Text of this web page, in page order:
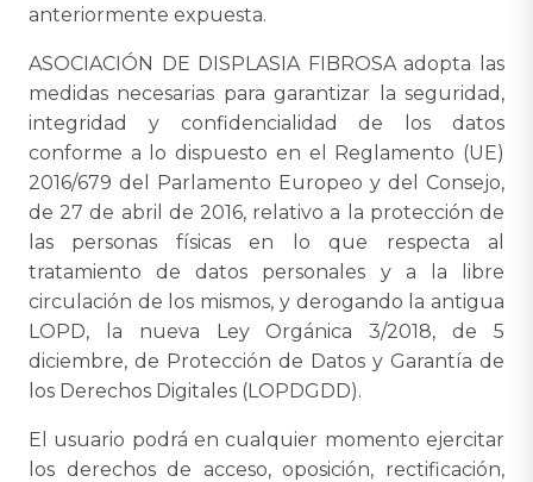
anteriormente expuesta.
ASOCIACIÓN DE DISPLASIA FIBROSA adopta las
medidas necesarias para garantizar la seguridad,
integridad y confidencialidad de los datos
conforme a lo dispuesto en el Reglamento (UE)
2016/679 del Parlamento Europeo y del Consejo,
de 27 de abril de 2016, relativo a la protección de
las personas físicas en lo que respecta al
tratamiento de datos personales y a la libre
circulación de los mismos, y derogando la antigua
LOPD, la nueva Ley Orgánica 3/2018, de 5
diciembre, de Protección de Datos y Garantía de
los Derechos Digitales (LOPDGDD).
El usuario podrá en cualquier momento ejercitar
los derechos de acceso, oposición, rectificación,